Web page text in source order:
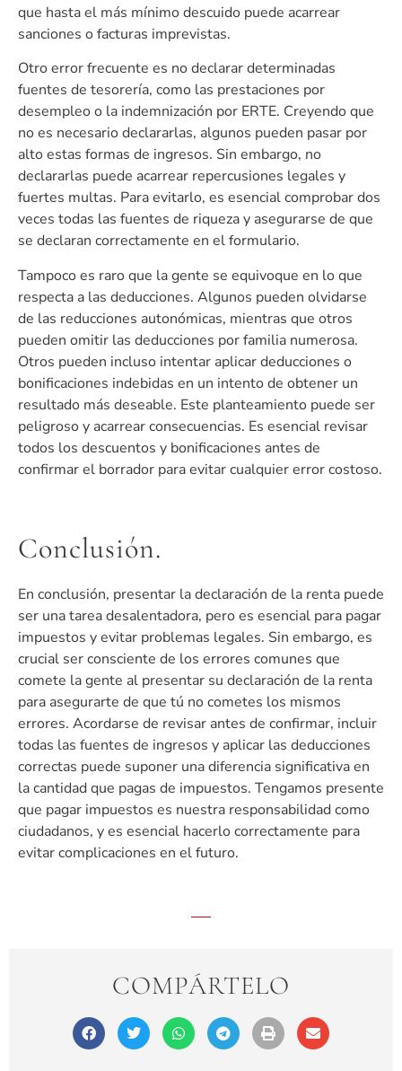
que hasta el más mínimo descuido puede acarrear
sanciones o facturas imprevistas.
Otro error frecuente es no declarar determinadas
fuentes de tesorería, como las prestaciones por
desempleo o la indemnización por ERTE. Creyendo que
no es necesario declararlas, algunos pueden pasar por
alto estas formas de ingresos. Sin embargo, no
declararlas puede acarrear repercusiones legales y
fuertes multas. Para evitarlo, es esencial comprobar dos
veces todas las fuentes de riqueza y asegurarse de que
se declaran correctamente en el formulario.
Tampoco es raro que la gente se equivoque en lo que
respecta a las deducciones. Algunos pueden olvidarse
de las reducciones autonómicas, mientras que otros
pueden omitir las deducciones por familia numerosa.
Otros pueden incluso intentar aplicar deducciones o
bonificaciones indebidas en un intento de obtener un
resultado más deseable. Este planteamiento puede ser
peligroso y acarrear consecuencias. Es esencial revisar
todos los descuentos y bonificaciones antes de
confirmar el borrador para evitar cualquier error costoso.
Conclusión.
En conclusión, presentar la declaración de la renta puede
ser una tarea desalentadora, pero es esencial para pagar
impuestos y evitar problemas legales. Sin embargo, es
crucial ser consciente de los errores comunes que
comete la gente al presentar su declaración de la renta
para asegurarte de que tú no cometes los mismos
errores. Acordarse de revisar antes de confirmar, incluir
todas las fuentes de ingresos y aplicar las deducciones
correctas puede suponer una diferencia significativa en
la cantidad que pagas de impuestos. Tengamos presente
que pagar impuestos es nuestra responsabilidad como
ciudadanos, y es esencial hacerlo correctamente para
evitar complicaciones en el futuro.
COMPÁRTELO